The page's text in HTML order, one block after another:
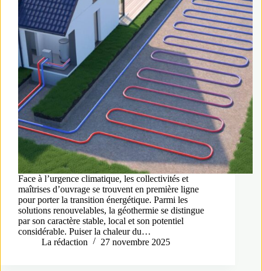
Face à l’urgence climatique, les collectivités et
maîtrises d’ouvrage se trouvent en première ligne
pour porter la transition énergétique. Parmi les
solutions renouvelables, la géothermie se distingue
par son caractère stable, local et son potentiel
considérable. Puiser la chaleur du…
La rédaction
27 novembre 2025